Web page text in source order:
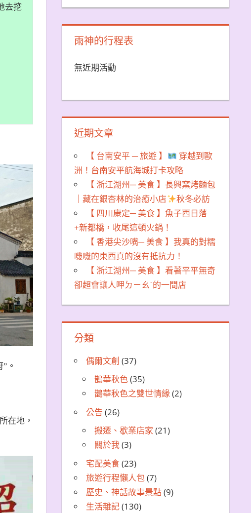
去挖
” 。
在地，
雨神的行程表
無近期活動
近期文章
【 台南安平 ─ 旅遊 】
穿越到歐
洲！台南安平航海城打卡攻略
【 浙江湖州─ 美食 】長興窯烤麵包
｜藏在銀杏林的治癒小店
秋冬必訪
【 四川康定─ 美食 】魚子西日落
+新都橋，收尾這頓火鍋！
【 香港尖沙嘴─ 美食 】我真的對糯
嘰嘰的東西真的沒有抵抗力！
【 浙江湖州─ 美食 】看著平平無奇
卻超會讓人呷ㄉㄧㄠˊ的一間店
分類
偶爾文創 (37)
鵲華秋色(35)
鵲華秋色之雙世情緣(2)
公告 (26)
搬遷、歇業店家 (21)
關於我(3)
宅配美食(23)
旅遊行程懶人包(7)
歷史、神話故事景點(9)
生活雜記(130)